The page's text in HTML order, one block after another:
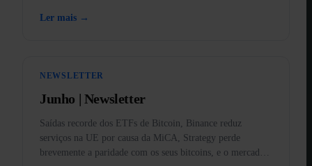
Ler mais →
NEWSLETTER
Junho | Newsletter
Saídas recorde dos ETFs de Bitcoin, Binance reduz
serviços na UE por causa da MiCA, Strategy perde
brevemente a paridade com os seus bitcoins, e o mercado